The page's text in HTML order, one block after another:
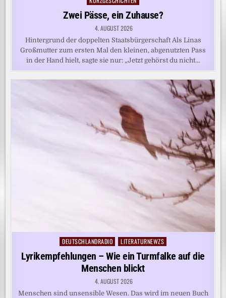
in
Zwei Pässe, ein Zuhause?
4. AUGUST 2026
Hintergrund der doppelten Staatsbürgerschaft Als Linas
Großmutter zum ersten Mal den kleinen, abgenutzten Pass
in der Hand hielt, sagte sie nur: „Jetzt gehörst du nicht…
Posted
in
DEUTSCHLANDRADIO LITERATURNEWZS
Lyrikempfehlungen – Wie ein Turmfalke auf die
Menschen blickt
4. AUGUST 2026
Menschen sind unsensible Wesen. Das wird im neuen Buch